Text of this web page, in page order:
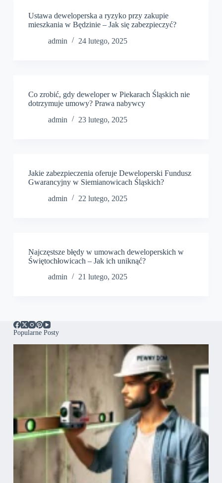
Ustawa deweloperska a ryzyko przy zakupie
mieszkania w Będzinie – Jak się zabezpieczyć?
admin
24 lutego, 2025
Co zrobić, gdy deweloper w Piekarach Śląskich nie
dotrzymuje umowy? Prawa nabywcy
admin
23 lutego, 2025
Jakie zabezpieczenia oferuje Deweloperski Fundusz
Gwarancyjny w Siemianowicach Śląskich?
admin
22 lutego, 2025
Najczęstsze błędy w umowach deweloperskich w
Świętochłowicach – Jak ich uniknąć?
admin
21 lutego, 2025
Popularne Posty